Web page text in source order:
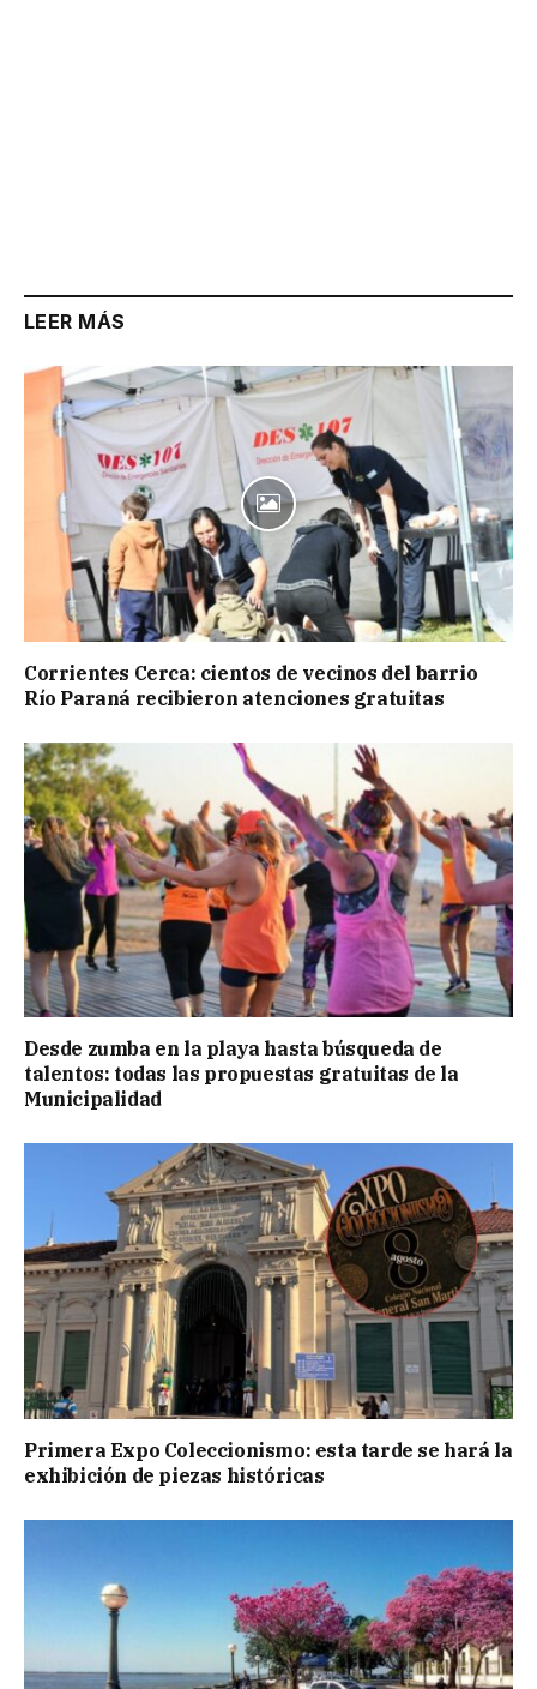
LEER MÁS
Corrientes Cerca: cientos de vecinos del barrio
Río Paraná recibieron atenciones gratuitas
Desde zumba en la playa hasta búsqueda de
talentos: todas las propuestas gratuitas de la
Municipalidad
Primera Expo Coleccionismo: esta tarde se hará la
exhibición de piezas históricas